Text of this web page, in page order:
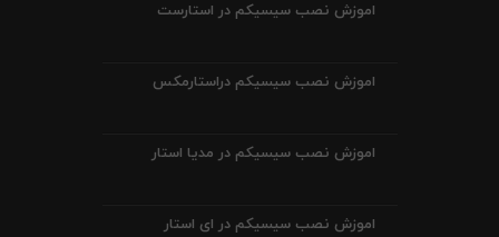
اموزش نصب سیسیکم در استارست
اموزش نصب سیسیکم دراستارمکس
اموزش نصب سیسیکم در مدیا استار
اموزش نصب سیسیکم در ای استار